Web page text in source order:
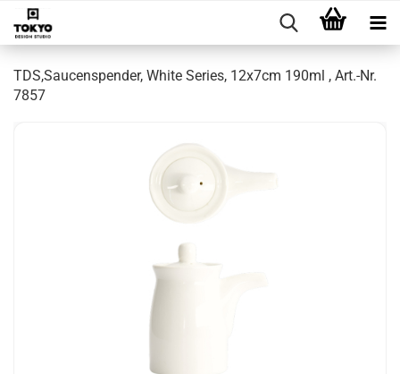
TDS,Saucenspender, White Series, 12x7cm 190ml , Art.-Nr.
7857